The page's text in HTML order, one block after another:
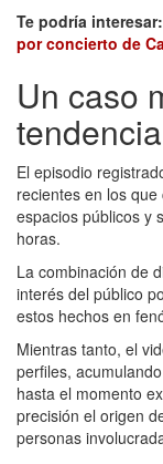
Te podría interesar:
por concierto de
Un caso
tendencia
El episodio
recientes en los
espacios públicos y
horas.
La combinación de
interés del público
estos hechos en
Mientras tanto, el
perfiles,
hasta el momento
precisión el origen
personas